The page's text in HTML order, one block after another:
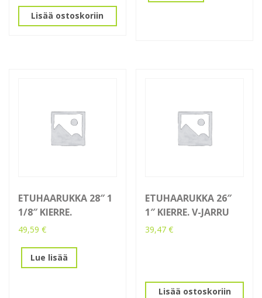
Lisää ostoskoriin
ETUHAARUKKA 28″ 1
1/8″ KIERRE.
49,59 €
Lue lisää
ETUHAARUKKA 26″
1″ KIERRE. V-JARRU
39,47€
Lisää ostoskoriin